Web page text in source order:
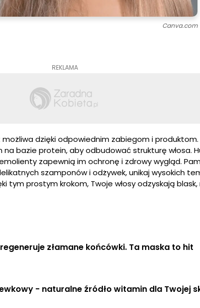
Canva.com
REKLAMA
możliwa dzięki odpowiednim zabiegom i
na bazie protein, aby odbudować strukturę włosa.
zapewnią im ochronę i zdrowy wygląd.
szamponów i odżywek, unikaj wysokich
tym prostym krokom, Twoje włosy odzyskają
złamane końcówki. Ta maska to hit
- naturalne źródło witamin dla Twojej